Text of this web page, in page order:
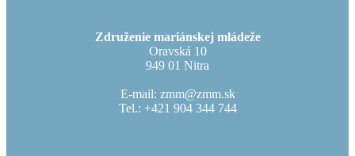
Združenie mariánskej mládeže
Oravská 10
949 01 Nitra
E-mail: zmm@zmm.sk
Tel.: +421 904 344 744